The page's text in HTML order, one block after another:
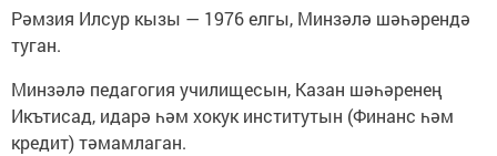
Рәмзия Илсур кызы — 1976 елгы, Минзәлә шәһәрендә
туган.
Минзәлә педагогия училищесын, Казан шәһәренең
Икътисад, идарә һәм хокук институтын (Финанс һәм
кредит) тәмамлаган.